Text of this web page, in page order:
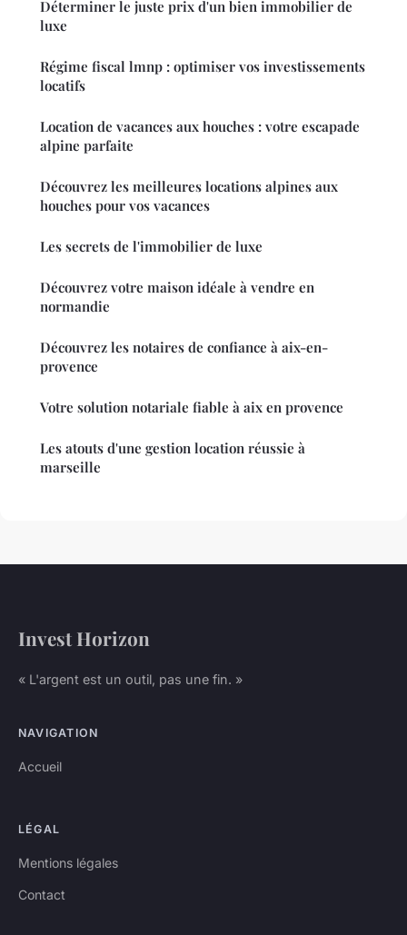
Déterminer le juste prix d'un bien immobilier de
luxe
Régime fiscal lmnp : optimiser vos investissements
locatifs
Location de vacances aux houches : votre escapade
alpine parfaite
Découvrez les meilleures locations alpines aux
houches pour vos vacances
Les secrets de l'immobilier de luxe
Découvrez votre maison idéale à vendre en
normandie
Découvrez les notaires de confiance à aix-en-
provence
Votre solution notariale fiable à aix en provence
Les atouts d'une gestion location réussie à
marseille
Invest Horizon
« L'argent est un outil, pas une fin. »
NAVIGATION
Accueil
LÉGAL
Mentions légales
Contact